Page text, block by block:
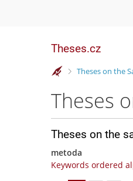
Theses.cz
>
Theses on the
Theses
Theses on the
metoda
Keywords ordered